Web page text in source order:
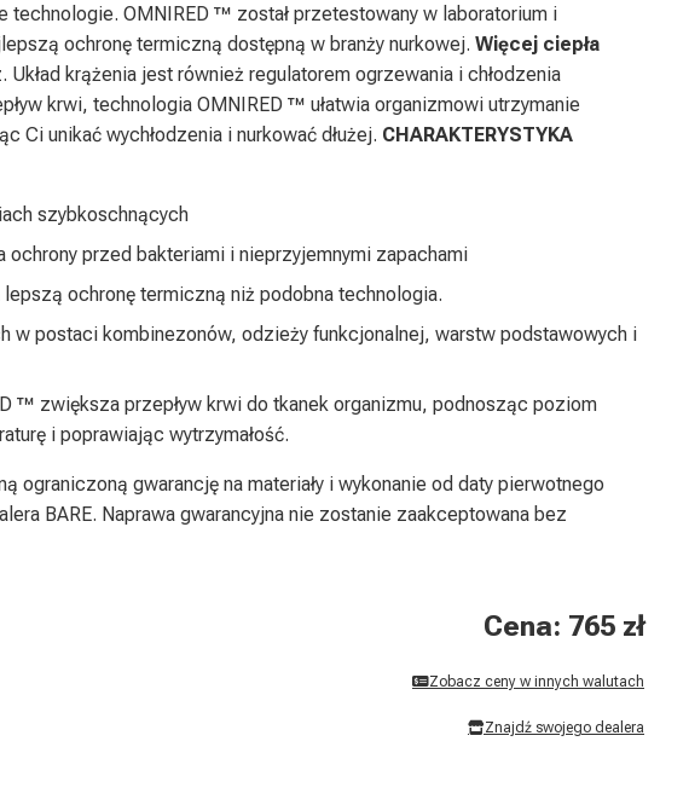
technologie. OMNIRED ™ został przetestowany w laboratorium i
ochronę termiczną dostępną w branży nurkowej. Więcej ciepła
krążenia jest również regulatorem ogrzewania i chłodzenia
krwi, technologia OMNIRED ™ ułatwia organizmowi utrzymanie
Ci unikać wychłodzenia i nurkować dłużej. CHARAKTERYSTYKA
szybkoschnących
przed bakteriami i nieprzyjemnymi zapachami
ochronę termiczną niż podobna technologia.
w postaci kombinezonów, odzieży funkcjonalnej, warstw podstawowych i
™ zwiększa przepływ krwi do tkanek organizmu, podnosząc poziom
i poprawiając wytrzymałość.
ograniczoną gwarancję na materiały i wykonanie od daty pierwotnego
BARE. Naprawa gwarancyjna nie zostanie zaakceptowana bez
Cena: 765 zł
Zobacz ceny w innych walutach
Znajdź swojego dealera